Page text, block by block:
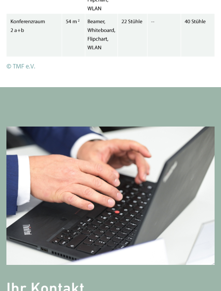
© TMF e.V.